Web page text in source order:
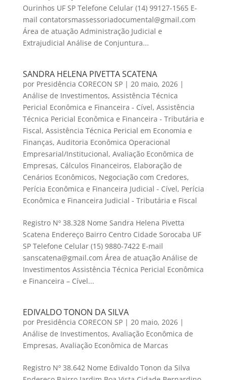
Ourinhos UF SP Telefone Celular (14) 99127-1565 E-
mail contatorsmassessoriadocumental@gmail.com
Área de atuação Administração Judicial e
Extrajudicial Análise de Conjuntura...
SANDRA HELENA PIVETTA SCATENA
por Presidência CORECON SP| 20 maio, 2026|
Análise de Investimentos, Assistência Técnica
Pericial Econômica e Financeira - Cível, Assistência
Técnica Pericial Econômica e Financeira - Tributária e
Fiscal, Assistência Técnica Pericial em Economia e
Finanças, Auditoria Econômica Operacional
Empresarial/Institucional, Avaliação Econômica de
Empresas, Cálculos Financeiros, Elaboração de
Cenários Econômicos, Negociação com Credores,
Perícia Econômica e Financeira Judicial - Cível, Perícia
Econômica e Financeira Judicial - Tributária e Fiscal
Registro Nº 38.328 Nome Sandra Helena Pivetta
Scatena Endereço Bairro Centro Cidade Sorocaba UF
SP Telefone Celular (15) 9880-7422 E-mail
sanscatena@gmail.com Área de atuação Análise de
Investimentos Assistência Técnica Pericial Econômica
e Financeira – Cível...
EDIVALDO TONON DA SILVA
por Presidência CORECON SP| 20 maio, 2026|
Análise de Investimentos, Avaliação Econômica de
Empresas, Avaliação Econômica de Marcas
Registro Nº 38.642 Nome Edivaldo Tonon da Silva